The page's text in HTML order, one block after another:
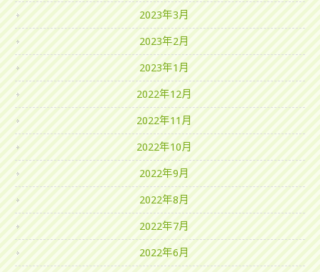
2023年3月
2023年2月
2023年1月
2022年12月
2022年11月
2022年10月
2022年9月
2022年8月
2022年7月
2022年6月